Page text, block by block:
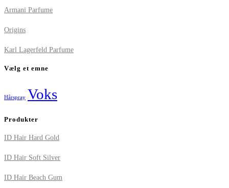
Armani Parfume
Origins
Karl Lagerfeld Parfume
Vælg et emne
Hårspray Voks
Produkter
ID Hair Hard Gold
ID Hair Soft Silver
ID Hair Beach Gum